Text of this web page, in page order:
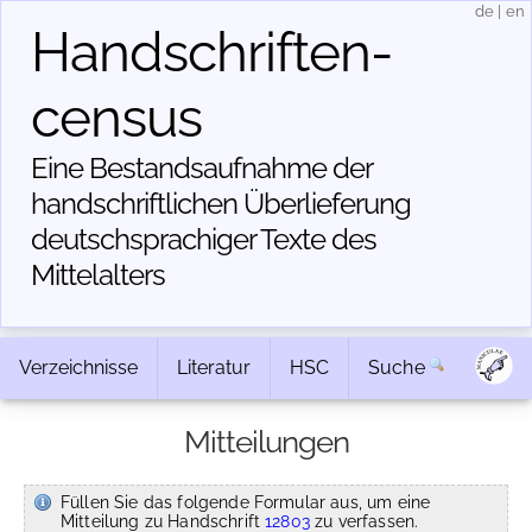
Handschriften­
census
Eine Bestandsaufnahme der
handschriftlichen Über­lieferung
deutschsprachiger Texte des
Mittelalters
de en
Verzeichnisse Literatur HSC Suche
Mitteilungen
Füllen Sie das folgende Formular aus, um eine
Mitteilung zu Handschrift12803zu verfassen.